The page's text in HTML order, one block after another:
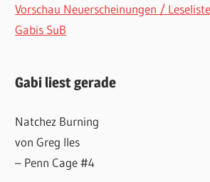
Vorschau Neuerscheinungen / Leseliste
Gabis SuB
Gabi liest gerade
Natchez Burning
von Greg Iles
– Penn Cage #4